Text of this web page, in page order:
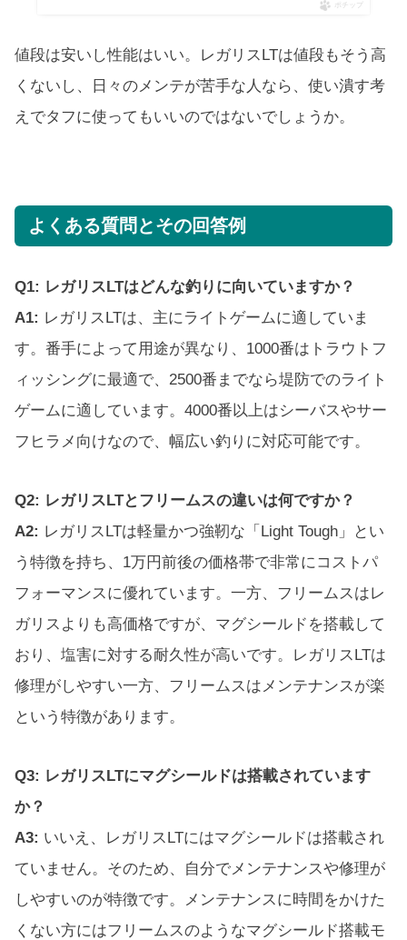
ポチップ
値段は安いし性能はいい。レガリスLTは値段もそう高
くないし、日々のメンテが苦手な人なら、使い潰す考
えでタフに使ってもいいのではないでしょうか。
よくある質問とその回答例
Q1: レガリスLTはどんな釣りに向いていますか？
A1: レガリスLTは、主にライトゲームに適していま
す。番手によって用途が異なり、1000番はトラウトフ
ィッシングに最適で、2500番までなら堤防でのライト
ゲームに適しています。4000番以上はシーバスやサー
フヒラメ向けなので、幅広い釣りに対応可能です。
Q2: レガリスLTとフリームスの違いは何ですか？
A2: レガリスLTは軽量かつ強靭な「Light Tough」とい
う特徴を持ち、1万円前後の価格帯で非常にコストパ
フォーマンスに優れています。一方、フリームスはレ
ガリスよりも高価格ですが、マグシールドを搭載して
おり、塩害に対する耐久性が高いです。レガリスLTは
修理がしやすい一方、フリームスはメンテナンスが楽
という特徴があります。
Q3: レガリスLTにマグシールドは搭載されています
か？
A3: いいえ、レガリスLTにはマグシールドは搭載され
ていません。そのため、自分でメンテナンスや修理が
しやすいのが特徴です。メンテナンスに時間をかけた
くない方にはフリームスのようなマグシールド搭載モ